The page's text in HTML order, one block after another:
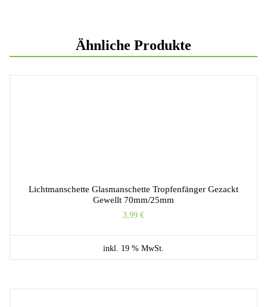
Ähnliche Produkte
Lichtmanschette Glasmanschette Tropfenfänger Gezackt
Gewellt 70mm/25mm
3,99 €
inkl. 19 % MwSt.